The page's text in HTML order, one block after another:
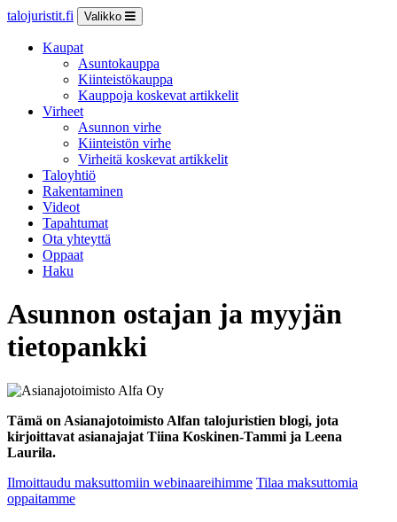
talojuristit.fi Valikko
Kaupat
Asuntokauppa
Kiinteistökauppa
Kauppoja koskevat artikkelit
Virheet
Asunnon virhe
Kiinteistön virhe
Virheitä koskevat artikkelit
Taloyhtiö
Rakentaminen
Videot
Tapahtumat
Ota yhteyttä
Oppaat
Haku
Asunnon ostajan ja myyjän
tietopankki
Tämä on Asianajotoimisto Alfan talojuristien blogi, jota
kirjoittavat asianajajat Tiina Koskinen-Tammi ja Leena
Laurila.
Ilmoittaudu maksuttomiin webinaareihimme Tilaa maksuttomia
oppaitamme